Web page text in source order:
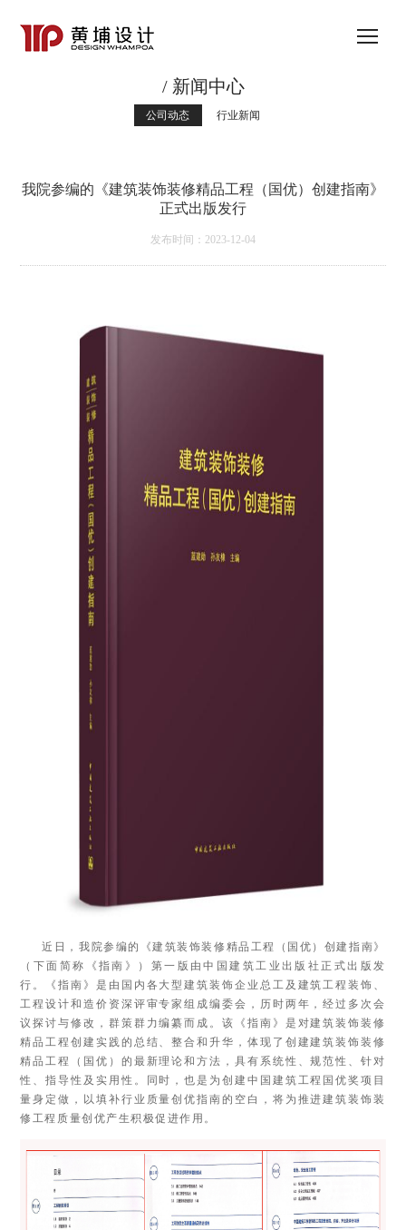
/ 新闻中心
公司动态 行业新闻
我院参编的《建筑装饰装修精品工程（国优）创建指南》
正式出版发行
发布时间：2023-12-04
近日，我院参编的《建筑装饰装修精品工程（国优）创建指南》
（下面简称《指南》）第一版由中国建筑工业出版社正式出版发
行。
《指南》是由国内各大型建筑装饰企业总工及建筑工程装饰、
工程设计和造价资深评审专家组成编委会，历时两年，经过多次会
议探讨与修改，群策群力编纂而成。该《指南》是对建筑装饰装修
精品工程创建实践的总结、整合和升华，体现了创建建筑装饰装修
精品工程（国优）的最新理论和方法，具有系统性、规范性、针对
性、指导性及实用性。同时，也是为创建中国建筑工程国优奖项目
量身定做，以填补行业质量创优指南的空白，将为推进建筑装饰装
修工程质量创优产生积极促进作用。